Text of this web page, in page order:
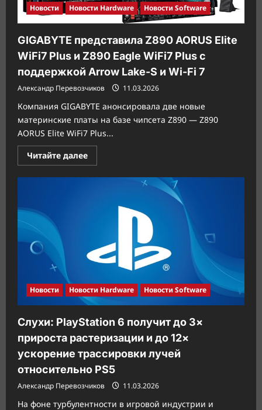
Новости Новости Hardware Новости Software
GIGABYTE представила Z890 AORUS Elite
WiFi7 Plus и Z890 Eagle WiFi7 Plus с
поддержкой Arrow Lake-S и Wi-Fi 7
Александр Перевозчиков 11.03.2026
Компания GIGABYTE анонсировала две новые
материнские платы на базе чипсета Z890 — Z890
AORUS Elite WiFi7 Plus...
Читайте далееПрочитать
больше
GIGABYTE
Z890
Eagle
WiFi7
поддержкой
Arrow
Lake-
и
Wi-
Fi
7
Новости Новости Hardware Новости Software
Слухи: PlayStation 6 получит до 3×
прироста растеризации и до 12×
ускорение трассировки лучей
относительно PS5
Александр Перевозчиков 11.03.2026
На фоне турбулентности в игровой индустрии и